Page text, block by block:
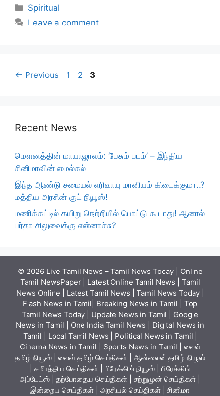
Categories
Spiritual
Leave a comment
← Previous Page
1 Page
2 Page
3
Recent News
மௌனத்தின் மாயாஜாலம்: ‘பேசும் படம்’ – இந்திய
சினிமாவின் மைல்கல்
இந்த ஆண்டு சமையல் எரிவாயு மானியம் கிடைக்குமா..?
மத்திய அரசின் குட் நியூஸ்!
மணிக்கட்டில் கயிறு நெற்றியில் பொட்டு கூடாது! ஆனால்
பர்தா சிலுவைக்கு என்னாச்சு?
© 2026 Live Tamil News – Tamil News Today | Online
Tamil NewsPaper | Latest Online Tamil News | Tamil
News Online | Latest Tamil News | Tamil News Today |
Flash News in Tamil| Breaking News in Tamil | Top
Tamil News Today | Update News in Tamil | Google
News in Tamil | One India Tamil News | Digital News in
Tamil | Local Tamil News | Political News in Tamil |
Cinema News in Tamil | Sports News in Tamil | லைவ்
தமிழ் நியூஸ் | லைவ் தமிழ் செய்திகள் | ஆன்லைன் தமிழ் நியூஸ்
| சமீபத்திய செய்திகள் | பிரேக்கிங் நியூஸ் | பிரேக்கிங்
அப்டேட்ஸ் | தற்போதைய செய்திகள் | சற்றுமுன் செய்திகள் |
இன்றைய செய்திகள் | அரசியல் செய்திகள் | சினிமா